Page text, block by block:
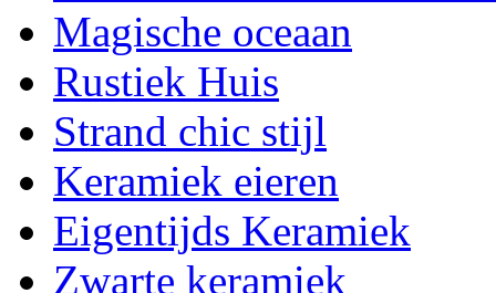
Magische oceaan
Rustiek Huis
Strand chic stijl
Keramiek eieren
Eigentijds Keramiek
Zwarte keramiek